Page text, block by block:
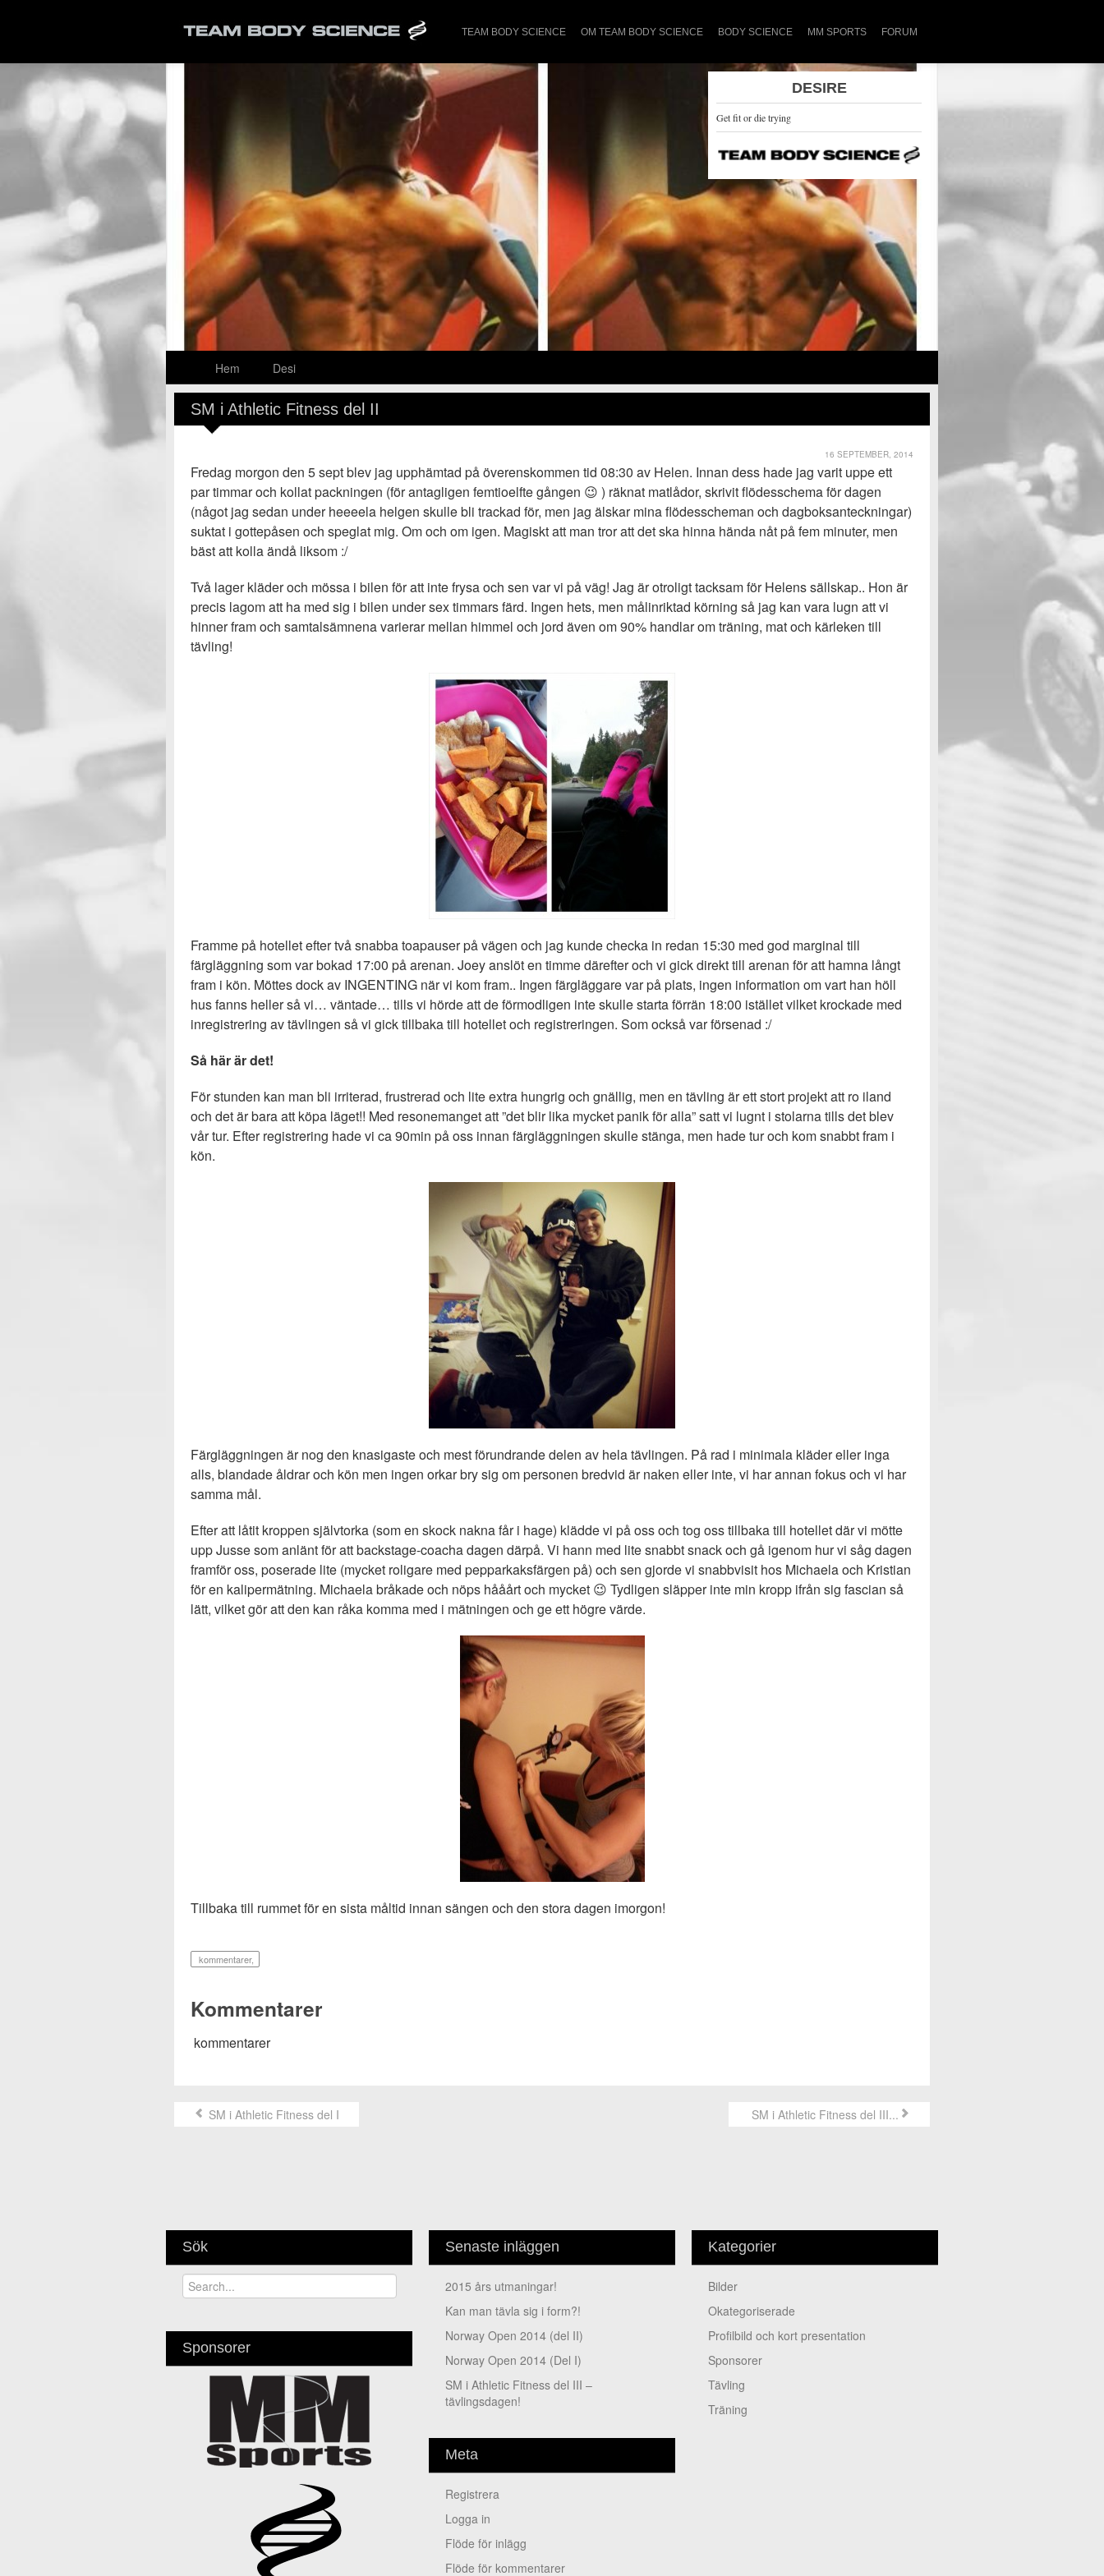
TEAM BODY SCIENCE OM TEAM BODY SCIENCE BODY SCIENCE MM SPORTS FORUM
DESIRE
Get fit or die trying
Hem Desi
SM i Athletic Fitness del II
16 SEPTEMBER, 2014
Fredag morgon den 5 sept blev jag upphämtad på överenskommen tid 08:30 av Helen. Innan dess hade jag varit uppe ett
par timmar och kollat packningen (för antagligen femtioelfte gången 😉 ) räknat matlådor, skrivit flödesschema för dagen
(något jag sedan under heeeela helgen skulle bli trackad för, men jag älskar mina flödesscheman och dagboksanteckningar)
suktat i gottepåsen och speglat mig. Om och om igen. Magiskt att man tror att det ska hinna hända nåt på fem minuter, men
bäst att kolla ändå liksom :/
Två lager kläder och mössa i bilen för att inte frysa och sen var vi på väg! Jag är otroligt tacksam för Helens sällskap.. Hon är
precis lagom att ha med sig i bilen under sex timmars färd. Ingen hets, men målinriktad körning så jag kan vara lugn att vi
hinner fram och samtalsämnena varierar mellan himmel och jord även om 90% handlar om träning, mat och kärleken till
tävling!
Framme på hotellet efter två snabba toapauser på vägen och jag kunde checka in redan 15:30 med god marginal till
färgläggning som var bokad 17:00 på arenan. Joey anslöt en timme därefter och vi gick direkt till arenan för att hamna långt
fram i kön. Möttes dock av INGENTING när vi kom fram.. Ingen färgläggare var på plats, ingen information om vart han höll
hus fanns heller så vi… väntade… tills vi hörde att de förmodligen inte skulle starta förrän 18:00 istället vilket krockade med
inregistrering av tävlingen så vi gick tillbaka till hotellet och registreringen. Som också var försenad :/
Så här är det!
För stunden kan man bli irriterad, frustrerad och lite extra hungrig och gnällig, men en tävling är ett stort projekt att ro iland
och det är bara att köpa läget!! Med resonemanget att ”det blir lika mycket panik för alla” satt vi lugnt i stolarna tills det blev
vår tur. Efter registrering hade vi ca 90min på oss innan färgläggningen skulle stänga, men hade tur och kom snabbt fram i
kön.
Färgläggningen är nog den knasigaste och mest förundrande delen av hela tävlingen. På rad i minimala kläder eller inga
alls, blandade åldrar och kön men ingen orkar bry sig om personen bredvid är naken eller inte, vi har annan fokus och vi har
samma mål.
Efter att låtit kroppen självtorka (som en skock nakna får i hage) klädde vi på oss och tog oss tillbaka till hotellet där vi mötte
upp Jusse som anlänt för att backstage-coacha dagen därpå. Vi hann med lite snabbt snack och gå igenom hur vi såg dagen
framför oss, poserade lite (mycket roligare med pepparkaksfärgen på) och sen gjorde vi snabbvisit hos Michaela och Kristian
för en kalipermätning. Michaela bråkade och nöps hååårt och mycket 😉 Tydligen släpper inte min kropp ifrån sig fascian så
lätt, vilket gör att den kan råka komma med i mätningen och ge ett högre värde.
Tillbaka till rummet för en sista måltid innan sängen och den stora dagen imorgon!
kommentarer,
Kommentarer
kommentarer
SM i Athletic Fitness del I SM i Athletic Fitness del III...
Sök
Sponsorer
Senaste inläggen
2015 års utmaningar!
Kan man tävla sig i form?!
Norway Open 2014 (del II)
Norway Open 2014 (Del I)
SM i Athletic Fitness del III –
tävlingsdagen!
Meta
Registrera
Logga in
Flöde för inlägg
Flöde för kommentarer
Kategorier
Bilder
Okategoriserade
Profilbild och kort presentation
Sponsorer
Tävling
Träning